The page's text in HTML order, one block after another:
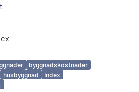
byggnadskostnader
husbyggnad
index